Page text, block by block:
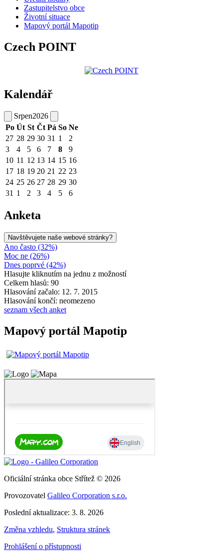
Zastupitelstvo obce
Životní situace
Mapový portál Mapotip
Czech POINT
Kalendář
Srpen2026
Po Út St Čt Pá So Ne
27 28 29 30 31 1
2
3
4 5 6 7 8
9
10 11 12 13 14 15 16
17 18 19 20 21 22 23
24 25 26 27 28 29 30
31 1 2 3 4 5 6
Anketa
Navštěvujete naše webové stránky?
Ano často (32%)
Moc ne (26%)
Dnes poprvé (42%)
Hlasujte kliknutím na jednu z možností
Celkem hlasů: 90
Hlasování začalo: 12. 7. 2015
Hlasování končí: neomezeno
seznam všech anket
Mapový portál Mapotip
Oficiální stránka obce Střítež © 2026
Provozovatel Galileo Corporation s.r.o.
Poslední aktualizace: 3. 8. 2026
Změna vzhledu, Struktura stránek
Prohlášení o přístupnosti